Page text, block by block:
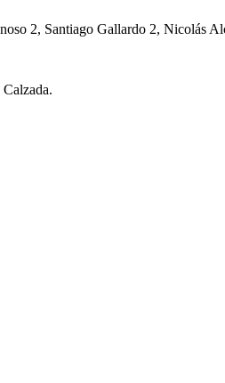
2, Santiago Gallardo 2, Nicolás